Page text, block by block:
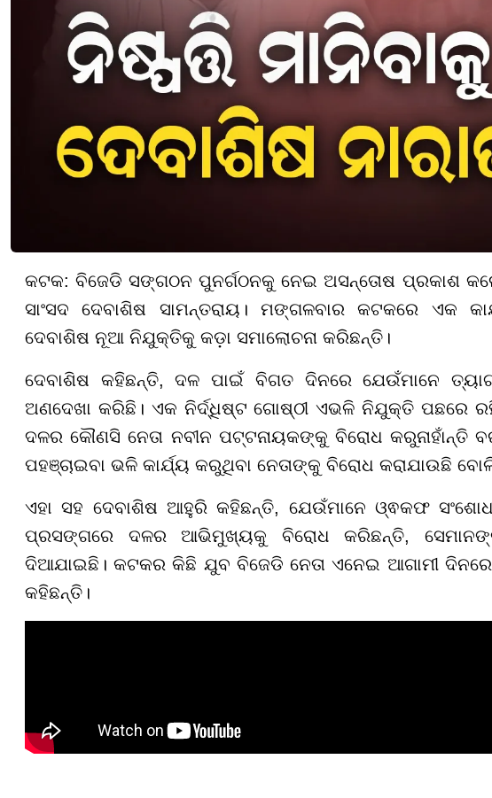
କଟକ: ବିଜେଡି ସଙ୍ଗଠନ ପୁନର୍ଗଠନକୁ ନେଇ ଅସନ୍ତୋଷ ପ୍ରକାଶ
ସାଂସଦ ଦେବାଶିଷ ସାମନ୍ତରାୟ। ମଙ୍ଗଳବାର କଟକରେ ଏକ
ଦେବାଶିଷ ନୂଆ ନିଯୁକ୍ତିକୁ କଡ଼ା ସମାଲୋଚନା କରିଛନ୍ତି।
ଦେବାଶିଷ କହିଛନ୍ତି, ଦଳ ପାଇଁ ବିଗତ ଦିନରେ ଯେଉଁମାନେ
ଅଣଦେଖା କରିଛି। ଏକ ନିର୍ଦ୍ଧିଷ୍ଟ ଗୋଷ୍ଠୀ ଏଭଳି ନିଯୁକ୍ତି ପଛରେ
ଦଳର କୌଣସି ନେତା ନବୀନ ପଟ୍ଟନାୟକଙ୍କୁ ବିରୋଧ
ପହଞ୍ଚାଇବା ଭଳି କାର୍ଯ୍ୟ କରୁଥିବା ନେତାଙ୍କୁ ବିରୋଧ କରାଯାଉଛି
ଏହା ସହ ଦେବାଶିଷ ଆହୁରି କହିଛନ୍ତି, ଯେଉଁମାନେ ଓ୍ଵକଫ
ପ୍ରସଙ୍ଗରେ ଦଳର ଆଭିମୁଖ୍ୟକୁ ବିରୋଧ କରିଛନ୍ତି, ସେମାନଙ୍କୁ
ଦିଆଯାଇଛି। କଟକର କିଛି ଯୁବ ବିଜେଡି ନେତା ଏନେଇ ଆଗାମୀ
କହିଛନ୍ତି।